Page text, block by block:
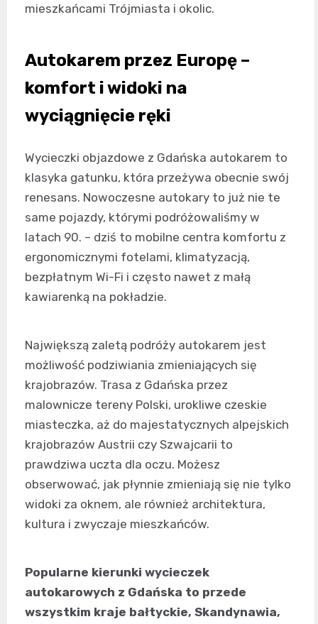
mieszkańcami Trójmiasta i okolic.
Autokarem przez Europę –
komfort i widoki na
wyciągnięcie ręki
Wycieczki objazdowe z Gdańska autokarem to
klasyka gatunku, która przeżywa obecnie swój
renesans. Nowoczesne autokary to już nie te
same pojazdy, którymi podróżowaliśmy w
latach 90. – dziś to mobilne centra komfortu z
ergonomicznymi fotelami, klimatyzacją,
bezpłatnym Wi-Fi i często nawet z małą
kawiarenką na pokładzie.
Największą zaletą podróży autokarem jest
możliwość podziwiania zmieniających się
krajobrazów. Trasa z Gdańska przez
malownicze tereny Polski, urokliwe czeskie
miasteczka, aż do majestatycznych alpejskich
krajobrazów Austrii czy Szwajcarii to
prawdziwa uczta dla oczu. Możesz
obserwować, jak płynnie zmieniają się nie tylko
widoki za oknem, ale również architektura,
kultura i zwyczaje mieszkańców.
Popularne kierunki wycieczek
autokarowych z Gdańska to przede
wszystkim kraje bałtyckie, Skandynawia,